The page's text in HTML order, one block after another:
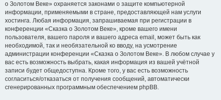
о Золотом Веке» охраняется законами о защите компьютерной
информации, применяемыми в стране, предоставляющей нам услуги
хостинга. Любая информация, запрашиваемая при регистрации в
конференции «Сказка о Золотом Веке», кроме вашего имени
пользователя, вашего пароля и вашего адреса email, может быть как
необходимой, так и необязательной ко вводу, на усмотрение
администрации конференции «Сказка о Золотом Веке». В любом случае у
вас есть возможность выбрать, какая информация из вашей учётной
записи будет общедоступна. Кроме того, у вас есть возможность
согласиться/отказаться от получения сообщений, автоматически
сгенерированных программным обеспечением phpBB.